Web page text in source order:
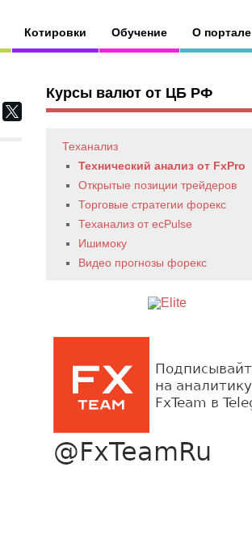
Котировки Обучение О портале
Курсы валют от ЦБ РФ
Теханализ
Технический анализ от FxPro
Открытые позиции трейдеров
Торговые стратегии форекс
Теханализ от ecPulse
Ишимоку
Видео прогнозы форекс